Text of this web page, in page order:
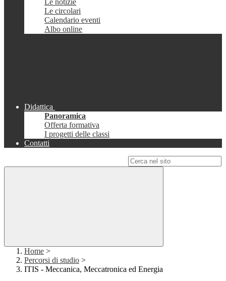
Le notizie
Le circolari
Calendario eventi
Albo online
Didattica
Panoramica
Offerta formativa
I progetti delle classi
Contatti
Home >
Percorsi di studio >
ITIS - Meccanica, Meccatronica ed Energia